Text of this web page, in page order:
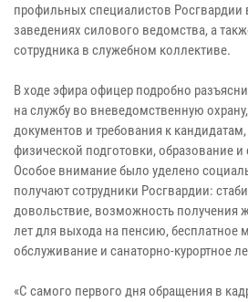
профильных специалистов
заведениях силового ведомства, а
сотрудника в служебном коллективе.
В ходе эфира офицер подробно
на службу во вневедомственную
документов и требования к
физической подготовки, образование и
Особое внимание было уделено
получают сотрудники Росгвардии:
довольствие, возможность получения
лет для выхода на пенсию, бесплатное
обслуживание и санаторно-курортное
«С самого первого дня обращения в